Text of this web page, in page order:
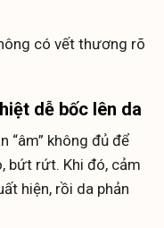
có vết thương rõ
dễ bốc lên da
“âm” không đủ để
bứt rứt. Khi đó, cảm
hiện, rồi da phản